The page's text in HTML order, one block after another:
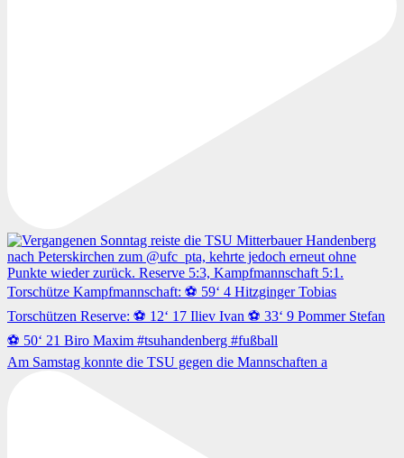
Am Samstag konnte die TSU gegen die Mannschaften a